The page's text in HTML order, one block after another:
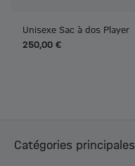
Unisexe Sac à dos Player
250,00 €
Catégories principales